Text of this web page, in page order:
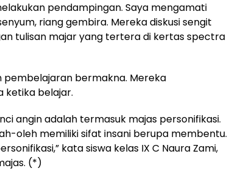
pendampingan. Saya mengamati
riang gembira. Mereka diskusi sengit
tulisan majar yang tertera di kertas spectra
bermakna. Mereka
ketika belajar.
angin adalah termasuk majas personifikasi.
oleh memiliki sifat insani berupa membentu.
kata siswa kelas IX C Naura Zami,
(*)